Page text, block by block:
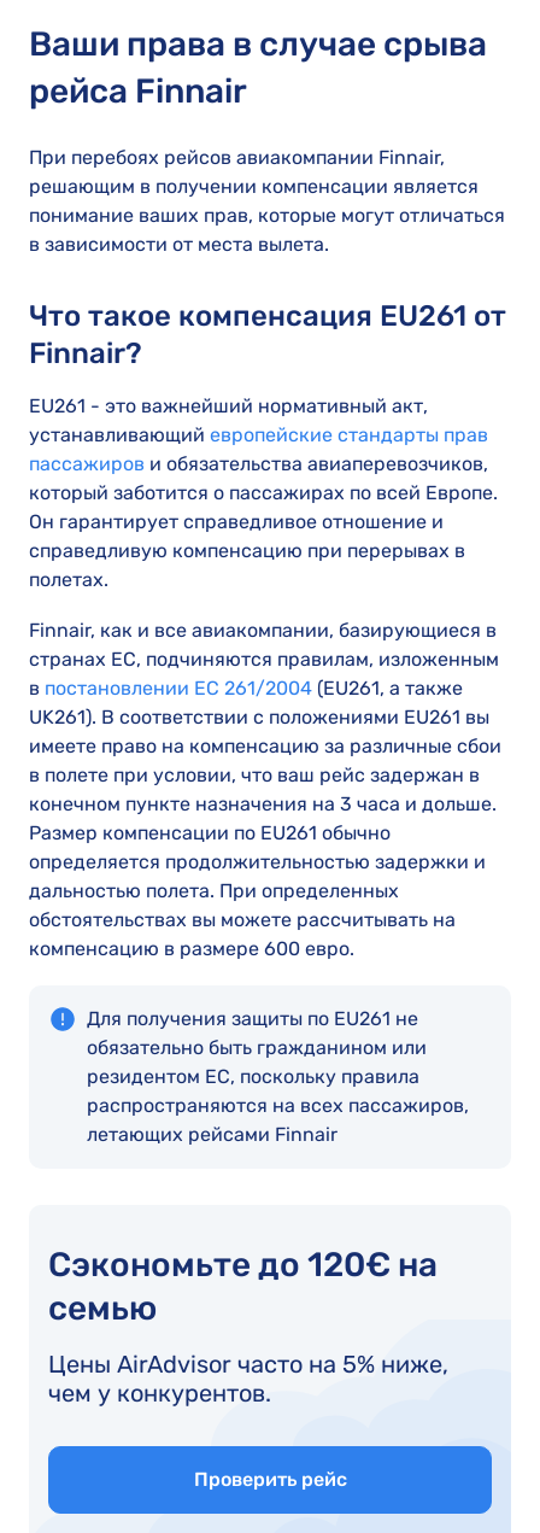
Ваши права в случае срыва
рейса Finnair
При перебоях рейсов авиакомпании Finnair,
решающим в получении компенсации является
понимание ваших прав, которые могут отличаться
в зависимости от места вылета.
Что такое компенсация EU261 от
Finnair?
EU261 - это важнейший нормативный акт,
устанавливающий европейские стандарты прав
пассажиров и обязательства авиаперевозчиков,
который заботится о пассажирах по всей Европе.
Он гарантирует справедливое отношение и
справедливую компенсацию при перерывах в
полетах.
Finnair, как и все авиакомпании, базирующиеся в
странах ЕС, подчиняются правилам, изложенным
в постановлении ЕС 261/2004 (EU261, а также
UK261). В соответствии с положениями EU261 вы
имеете право на компенсацию за различные сбои
в полете при условии, что ваш рейс задержан в
конечном пункте назначения на 3 часа и дольше.
Размер компенсации по EU261 обычно
определяется продолжительностью задержки и
дальностью полета. При определенных
обстоятельствах вы можете рассчитывать на
компенсацию в размере 600 евро.
Для получения защиты по EU261 не
обязательно быть гражданином или
резидентом ЕС, поскольку правила
распространяются на всех пассажиров,
летающих рейсами Finnair
Сэкономьте до 120€ на
семью
Цены AirAdvisor часто на 5% ниже,
чем у конкурентов.
Проверить рейс